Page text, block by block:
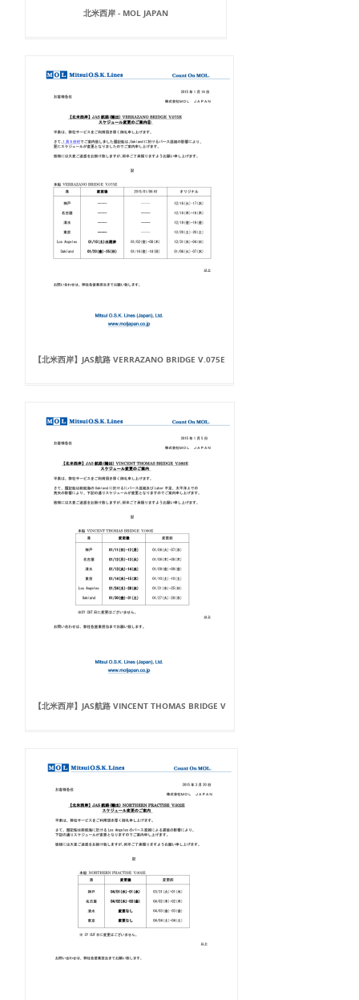
北米西岸 - MOL JAPAN
【北米西岸】JAS航路 VERRAZANO BRIDGE V.075E
【北米西岸】JAS航路 VINCENT THOMAS BRIDGE V